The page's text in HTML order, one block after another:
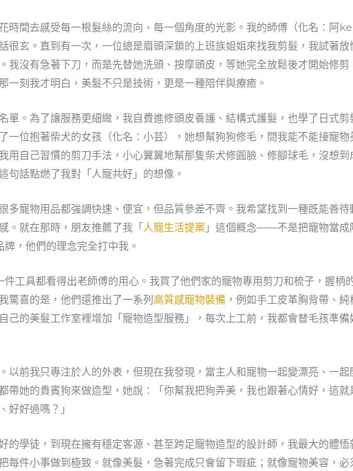
時間去感受每一根髮絲的流向、每一個角度的光影。我的師傅（化名：阿
很玄。直到有一次，一位總是眉頭深鎖的上班族姐姐來找我剪髮，我試著
我沒有急著下刀，而是先替她洗頭、按摩頭皮，等她完全放鬆後才開始修
一刻我才明白，美髮不只是技術，更是一種陪伴與療癒。
單。為了讓服務更細緻，我自費進修頭皮養護、結構式護髮，也學了日式
一位抱著柴犬的女孩（化名：小芸），她想幫狗狗修毛，問我能不能接寵
用自己習慣的剪刀手法，小心翼翼地幫那隻柴犬修圓臉、修腳球毛，沒想
句話點燃了我對「人寵共好」的想像。
多寵物用品都強調快速、便宜，但品質參差不齊。我希望找到一種既能善
。就在那時，朋友推薦了我「人寵生活提案 」這個概念——不是把寵物當成
，他們的理念完全打中我。
件工具都看得出老師傅的用心。我買了他們家的寵物專用剪刀和梳子，握柄
驚喜的是，他們還推出了一系列高質感寵物裝備 ，例如手工皮革胸背帶、
己的美髮工作室裡增加「寵物造型服務」，每次上工前，我都會替毛孩準
以前我只專注於人的外表，但現在我發現，當主人和寵物一起變漂亮、一起
帶她的貴賓狗來做造型，她說：「你幫我把狗弄美，我也跟著心情好，這
好好過嗎？」
的學徒，到現在擁有穩定客源、甚至跨足寵物造型的設計師，我最大的體
每件小事做到極致。就像美髮，急著完成只會留下瑕疵；就像寵物美容，